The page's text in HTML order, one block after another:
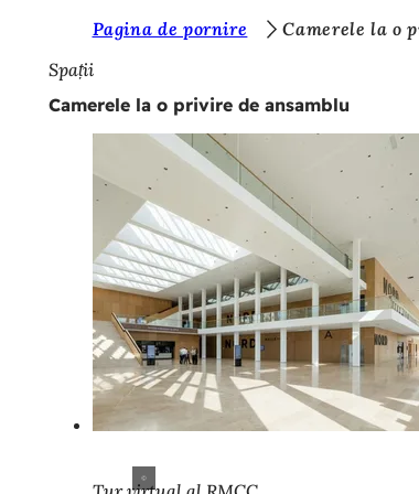
Salt la conținut
u
n
Pagina de pornire
Camerele la o
Spații
Camerele la o privire de ansamblu